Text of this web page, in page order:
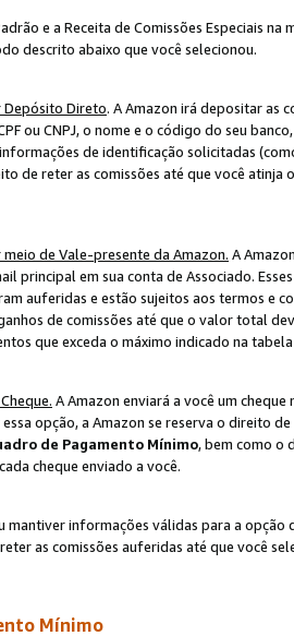
e a Receita de Comissões Especiais
descrito abaixo que você selecionou.
Depósito Direto. A Amazon irá depositar as
ou CNPJ, o nome e o código do seu
de identificação solicitadas
de reter as comissões até que você
de Vale-presente da Amazon. A
principal em sua conta de Associado.
auferidas e estão sujeitos aos termos e
de comissões até que o valor total
que exceda o máximo indicado na
A Amazon enviará a você um
opção, a Amazon se reserva o direito
de Pagamento Mínimo, bem como o
cheque enviado a você.
mantiver informações válidas para a
as comissões auferidas até que você
Mínimo